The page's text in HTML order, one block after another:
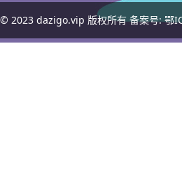
© 2023 dazigo.vip 版权所有 备案号:鄂